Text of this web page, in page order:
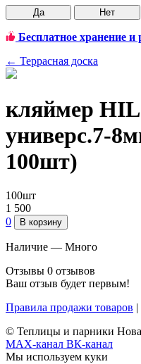
Да Нет
Бесплатное хранение
← Террасная доска
кляймер
универс.7-
100шт)
100шт
1 500
0
В корзину
Наличие — Много
Отзывы 0 отзывов
Ваш отзыв будет первым!
Правила продажи товаров |
© Теплицы и парники
MAX-канал ВК-канал
Мы используем куки